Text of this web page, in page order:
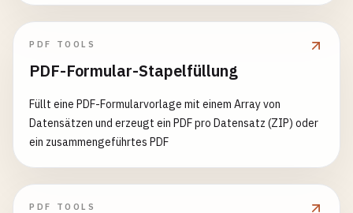
PDF TOOLS
PDF-Formular-Stapelfüllung
Füllt eine PDF-Formularvorlage mit einem Array von
Datensätzen und erzeugt ein PDF pro Datensatz (ZIP) oder
ein zusammengeführtes PDF
PDF TOOLS